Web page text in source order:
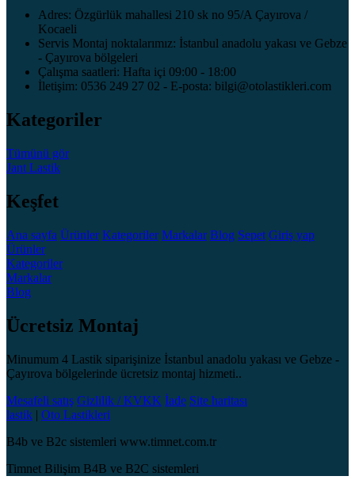
Adres: Özgürlük mahallesi 210 sk no 95/A Çayırova /
Kocaeli
Servis Montaj noktalarımız: İstanbul anadolu yakası ve Gebze
- Çayırova bölgeleri
Çalışma saatleri: Hafta içi 09:00 - 18:00
İletişim: 0536 249 27 02 - E-posta: bilgi@otolastikleri.com
Kategoriler
Tümünü gör
Jant Lastik
Keşfet
Ana sayfa Ürünler Kategoriler Markalar Blog Sepet Giriş yap
Ürünler
Kategoriler
Markalar
Blog
Ücretsiz Montaj
Minumum 4 Lastik siparişinize İstanbul anadolu yakası ve Gebze -
Çayırova bölgelerinde ücretsiz montaj hizmeti..
Mesafeli satış Gizlilik / KVKK İade Site haritası
lastik | Oto Lastikleri
B4b ve B2c sistemleri www.timnet.com.tr
Timnet Bilişim B4B ve B2C sistemleri